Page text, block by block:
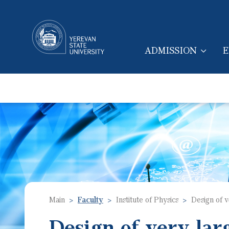
MAIN
ADMISSION
Main Faculty Institute of Physics Design of